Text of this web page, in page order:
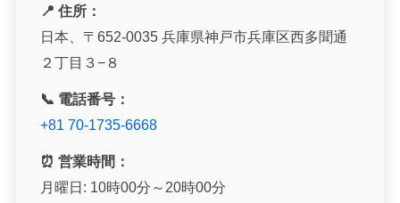
📍 住所：
日本、〒652-0035 兵庫県神戸市兵庫区西多聞通
２丁目３−８
📞 電話番号：
+81 70-1735-6668
⏰ 営業時間：
月曜日: 10時00分～20時00分